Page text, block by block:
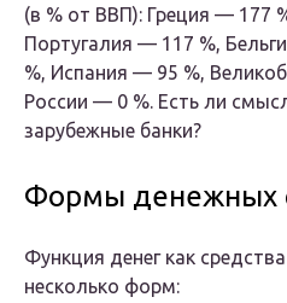
(в % от ВВП): Греция — 177
Португалия — 117 %,
%, Испания — 95 %,
России — 0 %. Есть ли
зарубежные банки?
Формы денежных
Функция денег как
несколько форм: